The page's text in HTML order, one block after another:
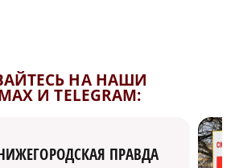
НА НАШИ
И TELEGRAM:
ПРАВДА